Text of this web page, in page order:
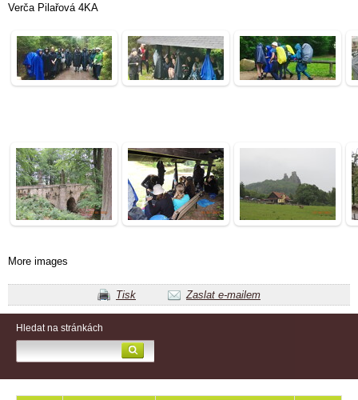
Verča Pilařová 4KA
More images
Tisk Zaslat e-mailem
Hledat na stránkách